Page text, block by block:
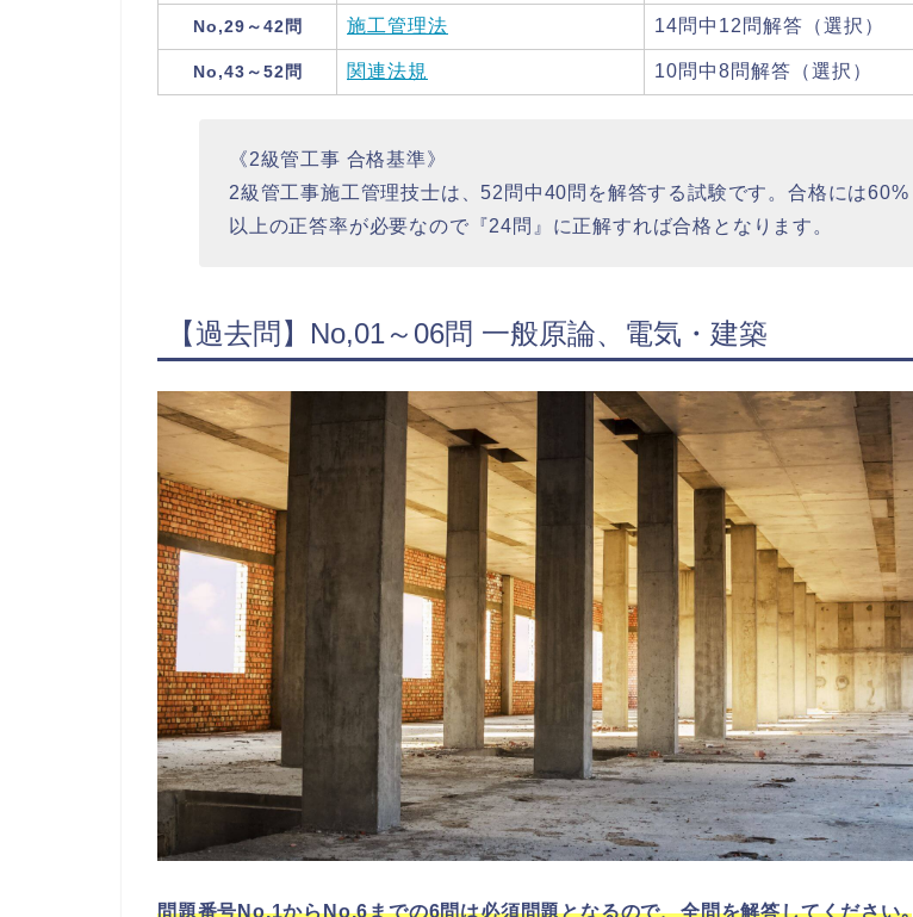
No,29～42問 施工管理法 14問中12問解答（選択）
No,43～52問 関連法規 10問中8問解答（選択）
《2級管工事 合格基準》
2級管工事施工管理技士は、52問中40問を解答する試験です。合格には60%
以上の正答率が必要なので『24問』に正解すれば合格となります。
【過去問】No,01～06問 一般原論、電気・建築
問題番号No,1からNo,6までの6問は必須問題となるので、全問を解答してください｡